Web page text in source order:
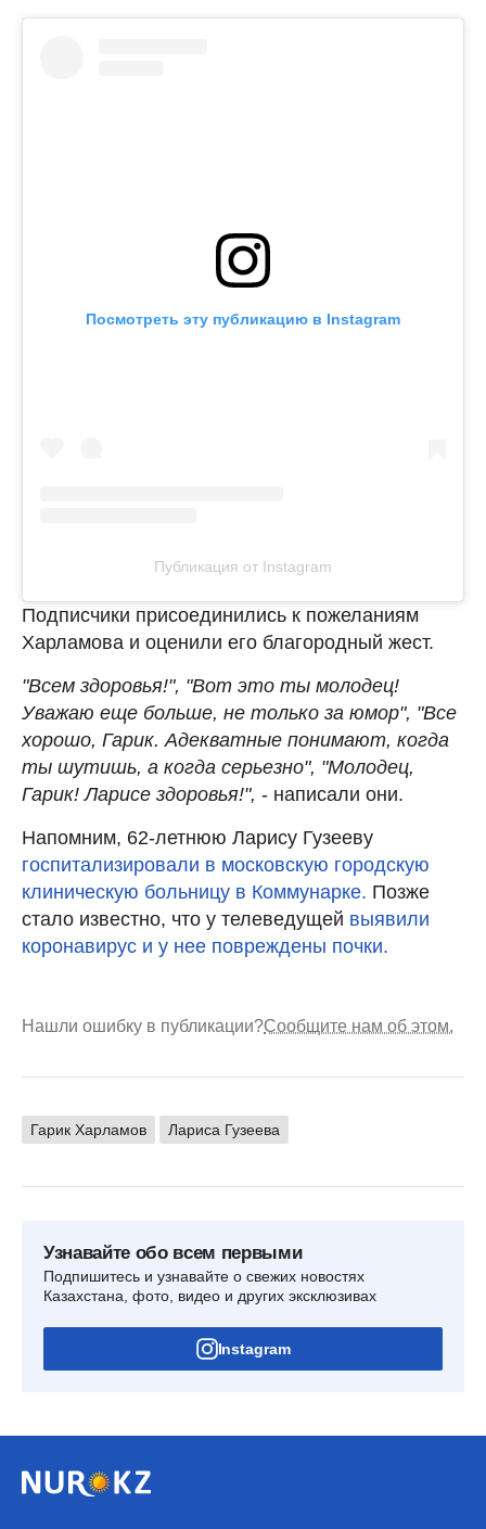
Посмотреть эту публикацию в Instagram
Публикация от Instagram
Подписчики присоединились к пожеланиям
Харламова и оценили его благородный жест.
"Всем здоровья!", "Вот это ты молодец!
Уважаю еще больше, не только за юмор", "Все
хорошо, Гарик. Адекватные понимают, когда
ты шутишь, а когда серьезно", "Молодец,
Гарик! Ларисе здоровья!", - написали они.
Напомним, 62-летнюю Ларису Гузееву
госпитализировали в московскую городскую
клиническую больницу в Коммунарке. Позже
стало известно, что у телеведущей выявили
коронавирус и у нее повреждены почки.
Нашли ошибку в публикации?Сообщите нам об этом.
Гарик Харламов Лариса Гузеева
Узнавайте обо всем первыми
Подпишитесь и узнавайте о свежих новостях
Казахстана, фото, видео и других эксклюзивах
Instagram